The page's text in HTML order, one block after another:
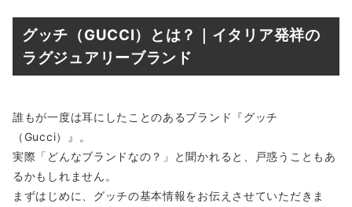
グッチ（GUCCI）とは？｜イタリア発祥の
ラグジュアリーブランド
誰もが一度は耳にしたことのあるブランド『グッチ
（Gucci）』。
実際「どんなブランドなの？」と聞かれると、戸惑うこともあ
るかもしれません。
まずはじめに、グッチの基本情報をお伝えさせていただきま